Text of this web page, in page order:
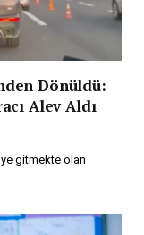
Dönüldü:
Alev Aldı
gitmekte olan